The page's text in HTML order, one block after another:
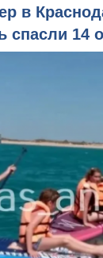
в
спасли 14